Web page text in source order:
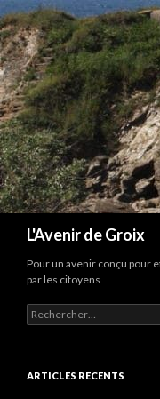
L'Avenir de Groix
Pour un avenir conçu pour
par les citoyens
Rechercher :
ARTICLES RÉCENTS